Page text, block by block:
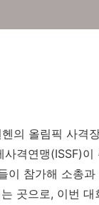
의 올림픽 사격
격연맹(ISSF)
이 참가해 소총
곳으로, 이번